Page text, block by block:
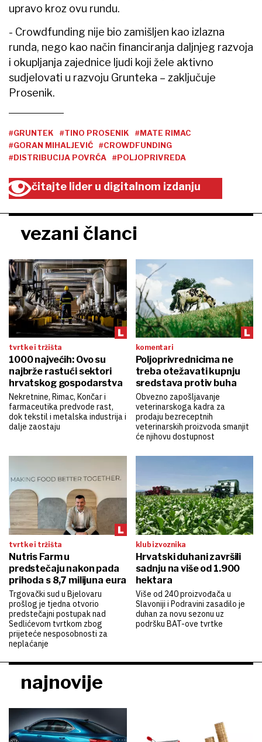
upravo kroz ovu rundu.
- Crowdfunding nije bio zamišljen kao izlazna
runda, nego kao način financiranja daljnjeg razvoja
i okupljanja zajednice ljudi koji žele aktivno
sudjelovati u razvoju Grunteka – zaključuje
Prosenik.
#GRUNTEK #TINO PROSENIK
#MATE RIMAC
#GORAN MIHALJEVIĆ
#CROWDFUNDING
#DISTRIBUCIJA POVRĆA
#POLJOPRIVREDA
čitajte lider u digitalnom izdanju
vezani članci
tvrtke i tržišta
1000 najvećih: Ovo su
najbrže rastući sektori
hrvatskog gospodarstva
Nekretnine, Rimac, Končar i
farmaceutika predvode rast,
dok tekstil i metalska industrija i
dalje zaostaju
komentari
Poljoprivrednicima ne
treba otežavati kupnju
sredstava protiv buha
Obvezno zapošljavanje
veterinarskoga kadra za
prodaju bezreceptnih
veterinarskih proizvoda smanjit
će njihovu dostupnost
tvrtke i tržišta
Nutris Farm u
predstečaju nakon pada
prihoda s 8,7 milijuna eura
Trgovački sud u Bjelovaru
prošlog je tjedna otvorio
predstečajni postupak nad
Sedlićevom tvrtkom zbog
prijeteće nesposobnosti za
neplaćanje
klub izvoznika
Hrvatski duhani završili
sadnju na više od 1.900
hektara
Više od 240 proizvođača u
Slavoniji i Podravini zasadilo je
duhan za novu sezonu uz
podršku BAT-ove tvrtke
najnovije